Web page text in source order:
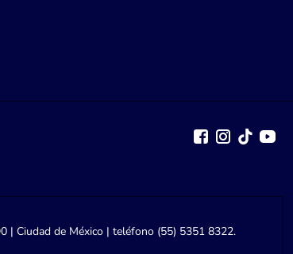
| Ciudad de México | teléfono (55) 5351 8322.